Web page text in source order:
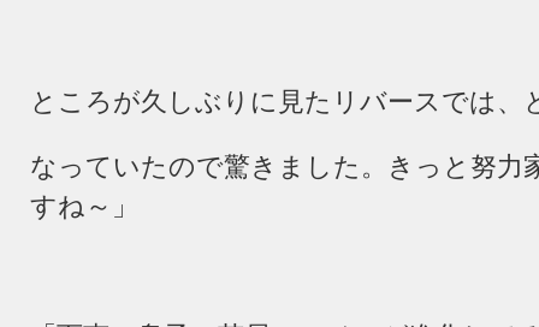
ところが久しぶりに見たリバースでは、
なっていたので驚きました。きっと努力
すね～」